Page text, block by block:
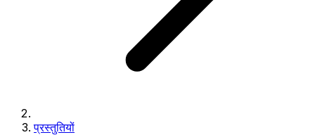
प्रस्तुतियों